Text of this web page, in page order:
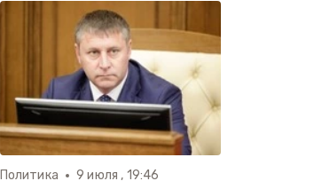
Политика 9 июля , 19:46